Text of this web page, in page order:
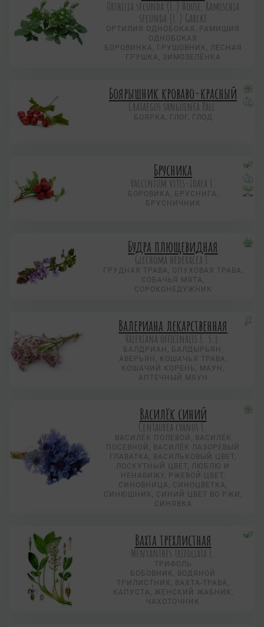
Orthilia secunda (L.) House, Ramischia
secunda (L.) Garсke
ОРТИЛИЯ ОДНОБОКАЯ, РАМИШИЯ
ОДНОБОКАЯ
БОРОВИНКА, ГРУШОВНИК, ЛЕСНАЯ
ГРУШКА, ЗИМОЗЕЛЁНКА
Боярышник кроваво-красный
Crataegus sanguinea Pall.
БОЯРКА, ГЛОГ, ГЛОД
Брусника
Vaccinium vitis-idaea L.
БОРОВИКА, БРУСНИГА,
БРУСНИЧНИК
Будра плющевидная
Glechoma hederacea L.
ГРУДНАЯ ТРАВА, ОПУХОВАЯ ТРАВА,
СОБАЧЬЯ МЯТА,
СОРОКОНЕДУЖНИК
Валериана лекарственная
Valeriana officinalis L. s.l.
БАЛДРИАН, БАЛДЫРЬЯН,
АВЕРЬЯН, КОШАЧЬЯ ТРАВА,
КОШАЧИЙ КОРЕНЬ, МАУН,
АПТЕЧНЫЙ МЯУН
Василёк синий
Centaurea суanus L.
ВАСИЛЁК ПОЛЕВОЙ, ВАСИЛЁК
ПОСЕВНОЙ, ВАСИЛЁК ЛАЗОРЕВЫЙ
ГЛАВАТКА, ВАСИЛЬКОВЫЙ ЦВЕТ,
ЛОСКУТНЫЙ ЦВЕТ, ЛЮБЛЮ И
НЕНАВИЖУ, РЖЕВОЙ ЦВЕТ,
СИНОВНИЦА, СИНОЦВЕТКА,
СИНЮШНИК, СИНИЙ ЦВЕТ ВО РЖИ,
СИНЯВКА
Вахта трехлистная
Menyanthes trifoliata L.
ТРИФОЛЬ
БОБОВНИК, ВОДЯНОЙ
ТРИЛИСТНИК, ВАХТА-ТРАВА,
КАПУСТА, ЖЕНСКИЙ ЖАБНИК,
ЧАХОТОЧНИК